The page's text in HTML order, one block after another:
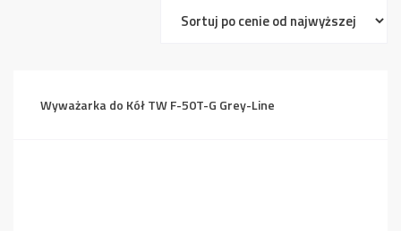
ceny:
niskiej
Wyważarka do Kół TW F-50T-G Grey-Line